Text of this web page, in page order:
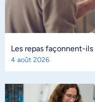
Les repas façonnent-
4 août 2026